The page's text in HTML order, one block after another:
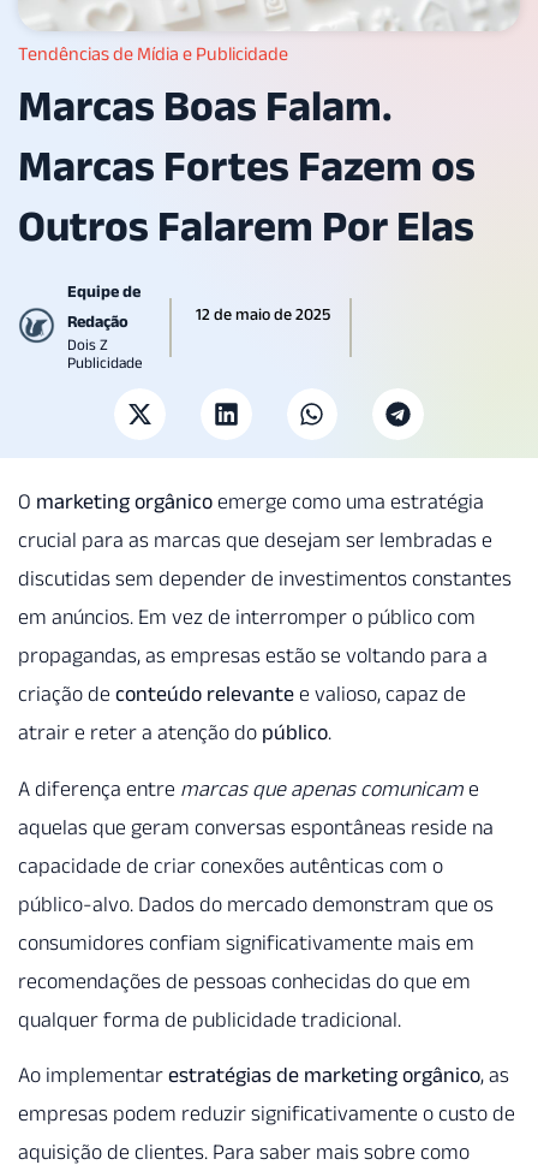
Tendências de Mídia e Publicidade
Marcas Boas Falam.
Marcas Fortes Fazem os
Outros Falarem Por Elas
Equipe de
Redação
Dois Z
Publicidade
12 de maio de 2025
O marketing orgânico emerge como uma estratégia
crucial para as marcas que desejam ser lembradas e
discutidas sem depender de investimentos constantes
em anúncios. Em vez de interromper o público com
propagandas, as empresas estão se voltando para a
criação de conteúdo relevante e valioso, capaz de
atrair e reter a atenção do público.
A diferença entre marcas que apenas comunicam e
aquelas que geram conversas espontâneas reside na
capacidade de criar conexões autênticas com o
público-alvo. Dados do mercado demonstram que os
consumidores confiam significativamente mais em
recomendações de pessoas conhecidas do que em
qualquer forma de publicidade tradicional.
Ao implementar estratégias de marketing orgânico, as
empresas podem reduzir significativamente o custo de
aquisição de clientes. Para saber mais sobre como